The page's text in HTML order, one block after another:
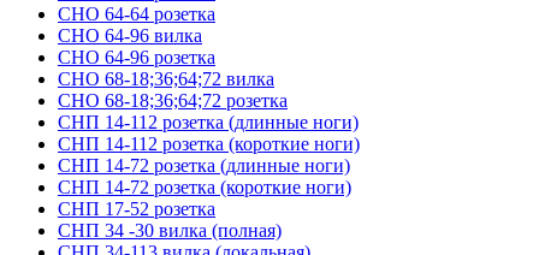
СНО 64-64 розетка
СНО 64-96 вилка
СНО 64-96 розетка
СНО 68-18;36;64;72 вилка
СНО 68-18;36;64;72 розетка
СНП 14-112 розетка (длинные ноги)
СНП 14-112 розетка (короткие ноги)
СНП 14-72 розетка (длинные ноги)
СНП 14-72 розетка (короткие ноги)
СНП 17-52 розетка
СНП 34 -30 вилка (полная)